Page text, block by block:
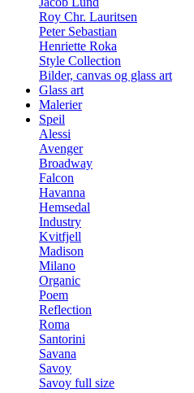
Roy Chr. Lauritsen
Peter Sebastian
Henriette Roka
Style Collection
Bilder, canvas og glass art
Glass art
Malerier
Speil
Alessi
Avenger
Broadway
Falcon
Havanna
Hemsedal
Industry
Kvitfjell
Madison
Milano
Organic
Poem
Reflection
Roma
Santorini
Savana
Savoy
Savoy full size